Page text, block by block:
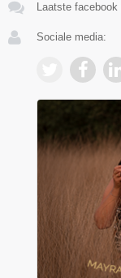
Laatste facebook
Sociale media: